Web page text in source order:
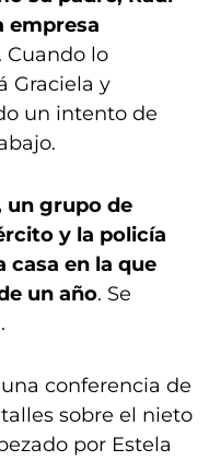
empresa
. Cuando lo
Graciela y
un intento de
un grupo de
y la policía
casa en la que
un año. Se
conferencia de
sobre el nieto
por Estela